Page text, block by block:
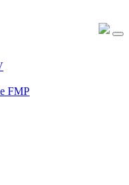
FMP